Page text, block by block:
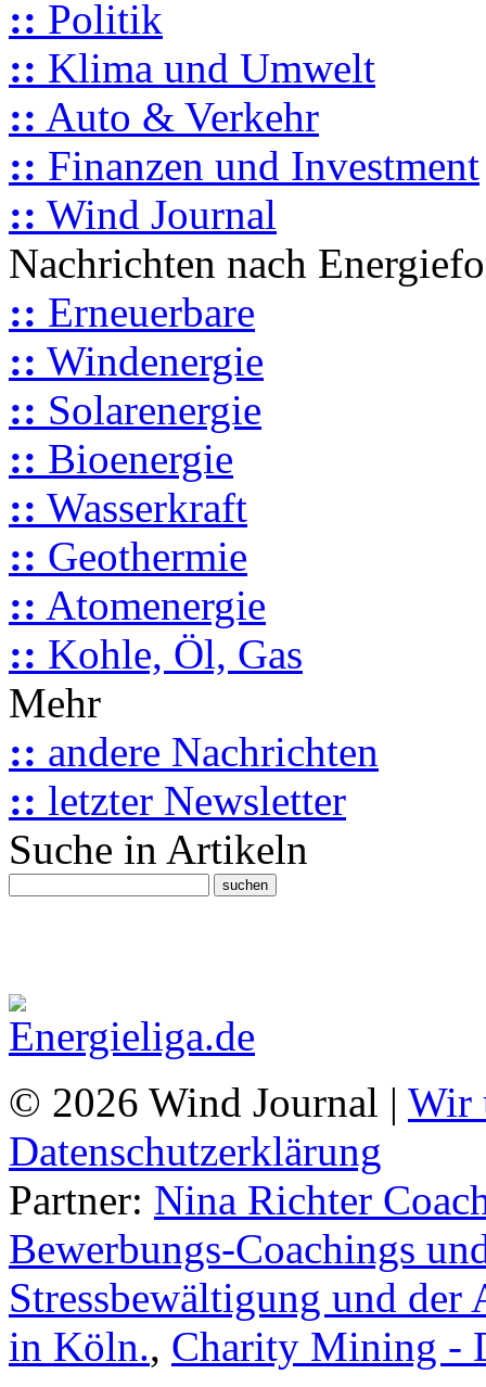
:: Politik
:: Klima und Umwelt
:: Auto & Verkehr
:: Finanzen und Investment
:: Wind Journal
Nachrichten nach
:: Erneuerbare
:: Windenergie
:: Solarenergie
:: Bioenergie
:: Wasserkraft
:: Geothermie
:: Atomenergie
:: Kohle, Öl, Gas
Mehr
:: andere Nachrichten
:: letzter Newsletter
Suche in Artikeln
© 2026 Wind Journal | Wir
Datenschutzerklärung
Partner: Nina Richter
Bewerbungs-Coachings
Stressbewältigung und
in Köln., Charity Mining -